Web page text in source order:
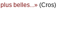
bеllеs...» (Сrоs)